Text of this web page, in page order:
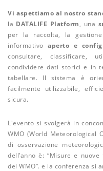
Vi aspettiamo al nostro
la DATALIFE Platform, una
per la raccolta, la
informativo aperto e
consultare, classificare,
condividere dati storici e in
tabellare. Il sistema è
facilmente utilizzabile,
sicura.
L'evento si svolgerà in
WMO (World Meteorological
di osservazione
dell’anno è: “Misure e
del WMO”. e la conferenza si